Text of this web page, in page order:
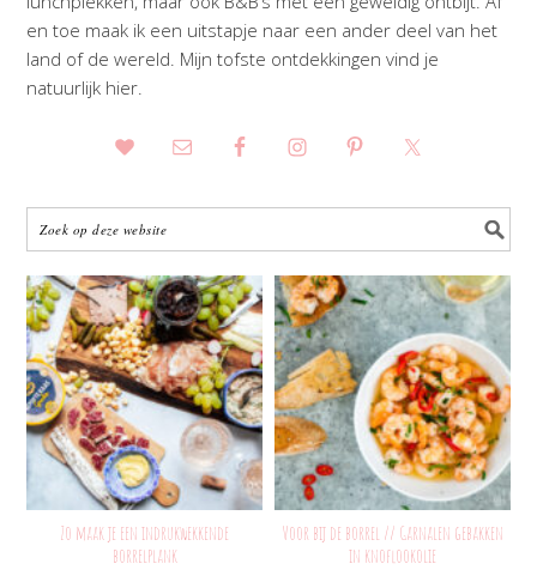
en toe maak ik een uitstapje naar een ander deel van het
land of de wereld. Mijn tofste ontdekkingen vind je
natuurlijk hier.
Zo maak je een indrukwekkende
borrelplank
Voor bij de borrel // Garnalen gebakken
in knoflookolie